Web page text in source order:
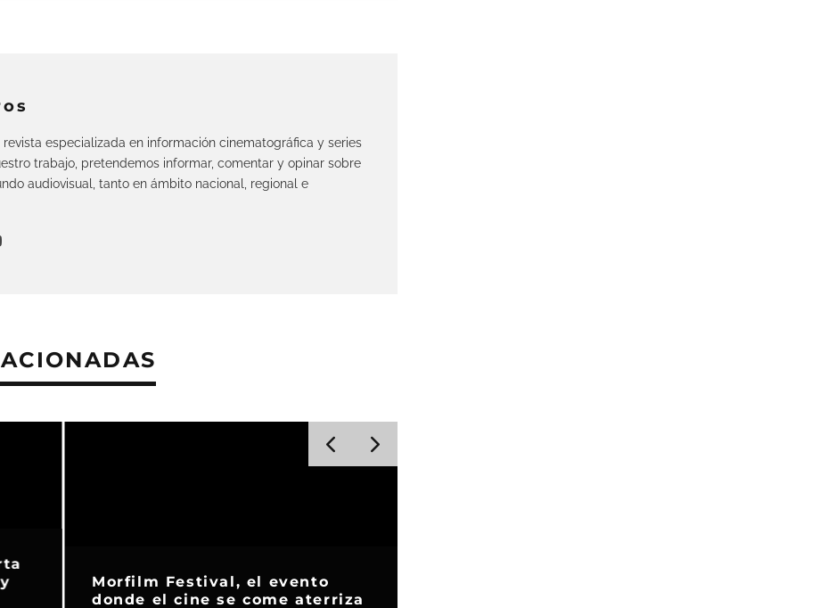
revista especializada en información cinematográfica y series
trabajo, pretendemos informar, comentar y opinar sobre
audiovisual, tanto en ámbito nacional, regional e
Morfilm Festival, el evento
donde el cine se come aterriza